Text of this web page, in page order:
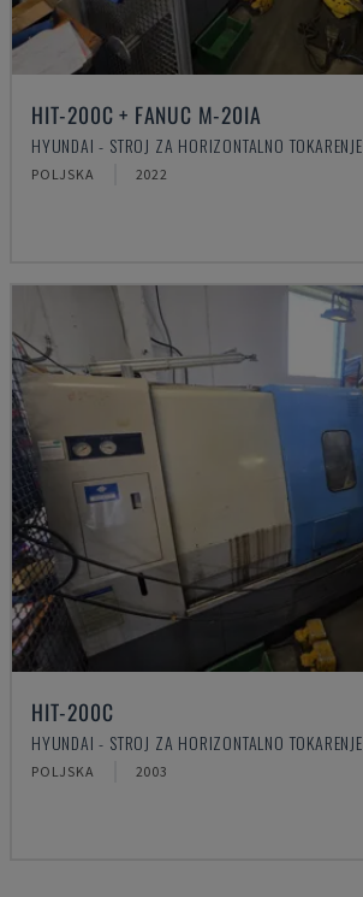
HIT-200C + FANUC M-20IA
HYUNDAI - STROJ ZA HORIZONTALNO TOKARENJE
POLJSKA 2022
HIT-200C
HYUNDAI - STROJ ZA HORIZONTALNO TOKARENJE
POLJSKA 2003